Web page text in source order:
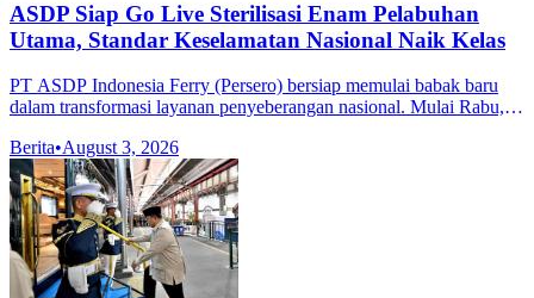
ASDP Siap Go Live Sterilisasi Enam Pelabuhan
Utama, Standar Keselamatan Nasional Naik Kelas
PT ASDP Indonesia Ferry (Persero) bersiap memulai babak baru
dalam transformasi layanan penyeberangan nasional. Mulai Rabu, 5
kebijakan s
Berita•August 3, 2026